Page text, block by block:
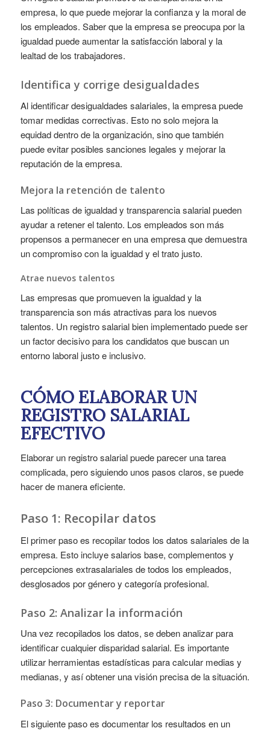
empresa, lo que puede mejorar la confianza y la moral de
los empleados. Saber que la empresa se preocupa por la
igualdad puede aumentar la satisfacción laboral y la
lealtad de los trabajadores.
Identifica y corrige desigualdades
Al identificar desigualdades salariales, la empresa puede
tomar medidas correctivas. Esto no solo mejora la
equidad dentro de la organización, sino que también
puede evitar posibles sanciones legales y mejorar la
reputación de la empresa.
Mejora la retención de talento
Las políticas de igualdad y transparencia salarial pueden
ayudar a retener el talento. Los empleados son más
propensos a permanecer en una empresa que demuestra
un compromiso con la igualdad y el trato justo.
Atrae nuevos talentos
Las empresas que promueven la igualdad y la
transparencia son más atractivas para los nuevos
talentos. Un registro salarial bien implementado puede ser
un factor decisivo para los candidatos que buscan un
entorno laboral justo e inclusivo.
CÓMO ELABORAR UN
REGISTRO SALARIAL
EFECTIVO
Elaborar un registro salarial puede parecer una tarea
complicada, pero siguiendo unos pasos claros, se puede
hacer de manera eficiente.
Paso 1: Recopilar datos
El primer paso es recopilar todos los datos salariales de la
empresa. Esto incluye salarios base, complementos y
percepciones extrasalariales de todos los empleados,
desglosados por género y categoría profesional.
Paso 2: Analizar la información
Una vez recopilados los datos, se deben analizar para
identificar cualquier disparidad salarial. Es importante
utilizar herramientas estadísticas para calcular medias y
medianas, y así obtener una visión precisa de la situación.
Paso 3: Documentar y reportar
El siguiente paso es documentar los resultados en un